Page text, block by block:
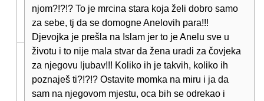
njom?!?!? To je mrcina stara koja želi dobro samo
za sebe, tj da se domogne Anelovih para!!!
Djevojka je prešla na Islam jer to je Anelu sve u
životu i to nije mala stvar da žena uradi za čovjeka
za njegovu ljubav!!! Koliko ih je takvih, koliko ih
poznaješ ti?!?!? Ostavite momka na miru i ja da
sam na njegovom mjestu, oca bih se odrekao i